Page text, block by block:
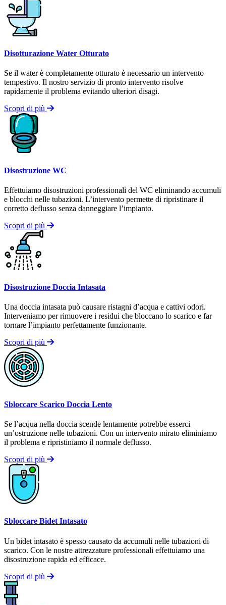
Disotturazione Water Otturato
Se il water è completamente otturato è necessario un intervento
tempestivo. Il nostro servizio di pronto intervento risolve
rapidamente il problema evitando ulteriori disagi.
Scopri di più
Disostruzione WC
Effettuiamo disostruzioni professionali del WC eliminando accumuli
e blocchi nelle tubazioni. L’intervento permette di ripristinare il
corretto deflusso senza danneggiare l’impianto.
Scopri di più
Disostruzione Doccia Intasata
Una doccia intasata può causare ristagni d’acqua e cattivi odori.
Interveniamo per rimuovere i residui che bloccano lo scarico e far
tornare l’impianto perfettamente funzionante.
Scopri di più
Sbloccare Scarico Doccia Lento
Se l’acqua nella doccia scende lentamente potrebbe esserci
un’ostruzione nelle tubazioni. Con un intervento mirato eliminiamo
il problema e ripristiniamo il normale deflusso.
Scopri di più
Sbloccare Bidet Intasato
Un bidet intasato è spesso causato da accumuli nelle tubazioni di
scarico. Con le nostre attrezzature professionali effettuiamo una
disostruzione rapida ed efficace.
Scopri di più